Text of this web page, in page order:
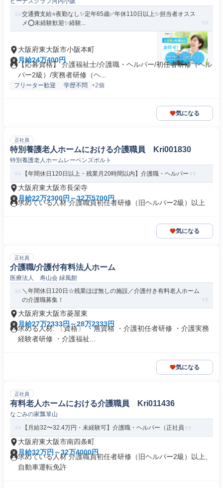
交通費支給⭐️夜勤なし✨定年65歳✅️年休110日以上✨担当者オスス
メ⭕️未経験歓迎✨経験...
大阪府東大阪市小阪本町
月給24万400円
【応募資格】 介護福祉士/介護職・ヘルパー/初任者研修（ヘル
パー2級）/実務者研修（ヘ...
フリーター歓迎 学歴不問 +2個
気になる
正社員
特別養護老人ホームにおける介護職員 Kri001830
特別養護老人ホームレーベンズポルト
【年間休日120日以上・残業月20時間以内】介護職・ヘルパー
大阪府東大阪市長栄寺
月給22万2300円～32万5700円
求めている人材 介護職員初任者研修（旧ヘルパー2級）以上
気になる
正社員
介護職/介護付有料法人ホーム
医療法人 寿山会 緑風館
＼年間休日120日☆残業ほぼ無しの施設／介護付き有料老人ホーム
の介護職募集！
大阪府東大阪市菱屋東
月給27万2333円～28万2333円
求める人材: 〔資格〕 ・無資格 ・介護初任者研修 ・介護実務
経験者研修 ・介護福祉...
気になる
正社員
有料老人ホームにおける介護職員 Kri011436
なごみの家瓢箪山
【月給32〜32.4万円・未経験可】介護職・ヘルパー（正社員
大阪府東大阪市南四条町
月給32万円～32万4000円
求めている人材 介護職員初任者研修（旧ヘルパー2級）以上、
自動車運転免許